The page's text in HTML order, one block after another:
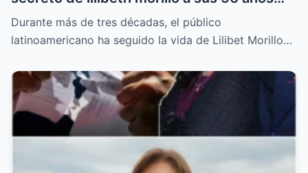
que nadie vio venir y cambió por completo
su vida personal.
Durante más de tres décadas, el público
latinoamericano ha seguido la vida de Lilibet Morillo…